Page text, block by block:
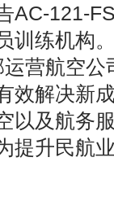
AC-121-
训练机构
营航空公
效解决新
以及航务
提升民航